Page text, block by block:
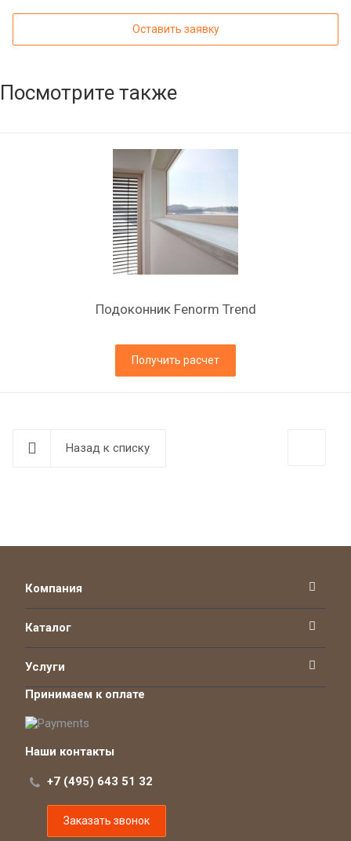
Оставить заявку
Посмотрите также
Подоконник Fenorm Trend
Получить расчет
Назад к списку
Компания
Каталог
Услуги
Принимаем к оплате
Наши контакты
+7 (495) 643 51 32
Заказать звонок